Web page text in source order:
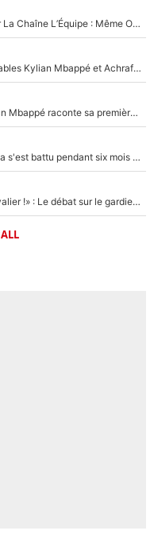
Un chroniqueur de L’Équipe du Soir viré par La Chaîne L’Équipe : Même Olivier Ménard n’avait pas pu empêcher son départ, «je l’ai appris sur Twitter, je l’ai vécu assez mal»
Loin du Real Madrid et du PSG, les inséparables Kylian Mbappé et Achraf Hakimi changent d'équipe le temps d'une journée !
«Je ne sais pas pourquoi j’ai dit ça...» : Kylian Mbappé raconte sa première rencontre avec Zinédine Zidane (et c’est très drôle)
Départ de Roberto De Zerbi - Medhi Benatia s'est battu pendant six mois pour le retenir à l'OM, le PSG a été le naufrage de trop : «Je pars avec toi»
«Admets que tu t'es trompé sur Lucas Chevalier !» : Le débat sur le gardien du PSG vire au clash à l'After Foot